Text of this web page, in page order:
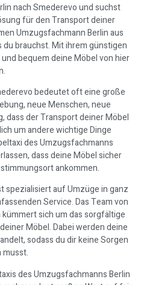
nach Smederevo und suchst
für den Transport deiner
Umzugsfachmann Berlin aus
du brauchst. Mit ihrem günstigen
bequem deine Möbel von hier
bedeutet oft eine große
neue Menschen, neue
dass der Transport deiner Möbel
um andere wichtige Dinge
des Umzugsfachmanns
dass deine Möbel sicher
ankommen.
spezialisiert auf Umzüge in ganz
Service. Das Team von
sich um das sorgfältige
Möbel. Dabei werden deine
sodass du dir keine Sorgen
musst.
des Umzugsfachmanns Berlin